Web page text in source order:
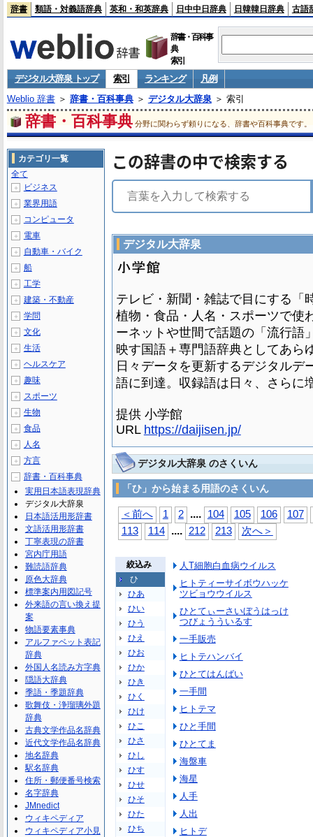
辞書 類語・対義語辞典 英和・和英辞典 日中中日辞典 日韓韓日辞典 古語
辞書・百科事
典
索引
デジタル大辞泉 トップ 索引 ランキング
凡例
Weblio 辞書＞ 辞書・百科事典＞ デジタル大辞泉＞ 索引
辞書・百科事典 分野に関わらず頼りになる、辞書や百科事典です。
この辞書の中で検索する
デジタル大辞泉
テレビ・新聞・雑誌で目にする「
植物・食品・人名・スポーツで使
ーネットや世間で話題の「流行語
映す国語＋専門語辞典としてあら
日々データを更新するデジタルデ
語に到達。収録語は日々、さらに
提供 小学館
URL https://daijisen.jp/
デジタル大辞泉 のさくいん
「ひ」から始まる用語のさくいん
＜前へ 1 2 .... 104 105 106
107
113
114 .... 212 213 次へ＞
絞込み
ひ
ひあ
ひい
ひう
ひえ
ひお
ひか
ひき
ひく
ひけ
ひこ
ひさ
ひし
ひす
ひせ
ひそ
ひた
ひち
人T細胞白血病ウイルス
ヒトティーサイボウハッケ
ツビョウウイルス
ひとてぃーさいぼうはっけ
つびょうういるす
一手販売
ヒトテハンバイ
ひとてはんばい
一手間
ヒトテマ
ひと手間
ひとてま
海盤車
海星
人手
人出
ヒトデ
カテゴリ一覧
全て
＋ ビジネス
＋ 業界用語
＋ コンピュータ
＋ 電車
＋ 自動車・バイク
＋ 船
＋ 工学
＋ 建築・不動産
＋ 学問
＋ 文化
＋ 生活
＋ ヘルスケア
＋ 趣味
＋ スポーツ
＋ 生物
＋ 食品
＋ 人名
＋ 方言
－
辞書・百科事典
実用日本語表現辞典
デジタル大辞泉
日本語活用形辞書
文語活用形辞書
丁寧表現の辞書
宮内庁用語
難読語辞典
原色大辞典
標準案内用図記号
外来語の言い換え提
案
物語要素事典
アルファベット表記
辞典
外国人名読み方字典
隠語大辞典
季語・季題辞典
歌舞伎・浄瑠璃外題
辞典
古典文学作品名辞典
近代文学作品名辞典
地名辞典
駅名辞典
住所・郵便番号検索
名字辞典
JMnedict
ウィキペディア
ウィキペディア小見